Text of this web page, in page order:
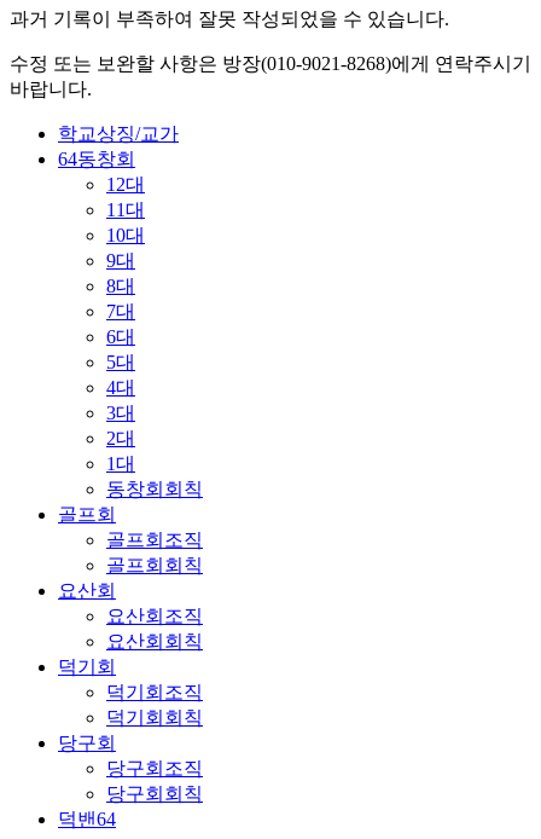
과거 기록이 부족하여 잘못 작성되었을 수 있습니다.
수정 또는 보완할 사항은 방장(010-9021-8268)에게 연락주시기
바랍니다.
학교상징/교가
64동창회
12대
11대
10대
9대
8대
7대
6대
5대
4대
3대
2대
1대
동창회회칙
골프회
골프회조직
골프회회칙
요산회
요산회조직
요산회회칙
덕기회
덕기회조직
덕기회회칙
당구회
당구회조직
당구회회칙
덕밴64